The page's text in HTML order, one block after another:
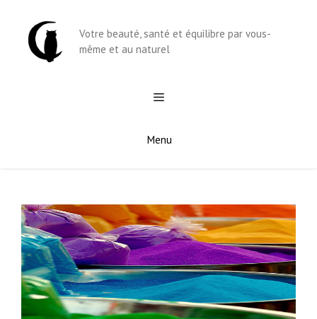
contenu
Votre beauté, santé et équilibre par vous-
même et au naturel
Menu